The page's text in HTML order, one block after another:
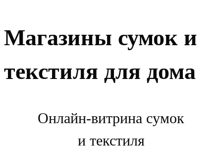
Магазины сумок и
текстиля для дома
Онлайн-витрина сумок
и текстиля